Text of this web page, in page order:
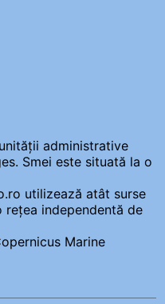
administrative
Smei este situată la o
utilizează atât surse
rețea independentă de
Marine